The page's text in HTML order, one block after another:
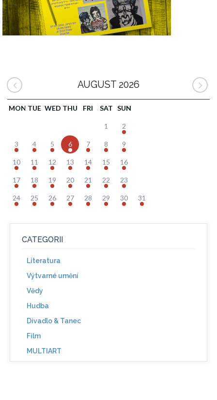
AUGUST 2026
MON TUE WED THU FRI SAT SUN
1 2
3 4 5 6 7 8 9
10 11 12 13 14 15 16
17 18 19 20 21 22 23
24 25 26 27 28 29 30 31
CATEGORII
Literatura
Výtvarné umění
Vědy
Hudba
Divadlo & Tanec
Film
MULTIART